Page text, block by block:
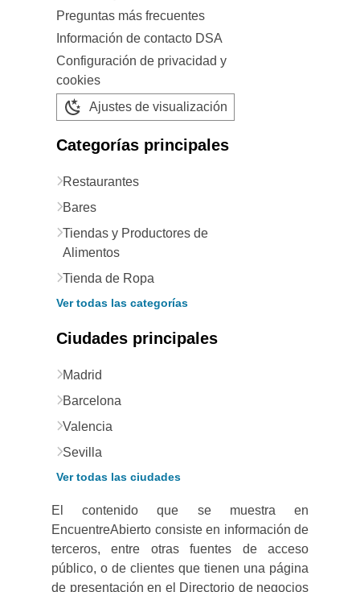
Preguntas más frecuentes
Información de contacto DSA
Configuración de privacidad y
cookies
Ajustes de visualización
Categorías principales
Restaurantes
Bares
Tiendas y Productores de
Alimentos
Tienda de Ropa
Ver todas las categorías
Ciudades principales
Madrid
Barcelona
Valencia
Sevilla
Ver todas las ciudades
El contenido que se muestra en
EncuentreAbierto consiste en información de
terceros, entre otras fuentes de acceso
público, o de clientes que tienen una página
de presentación en el Directorio de negocios